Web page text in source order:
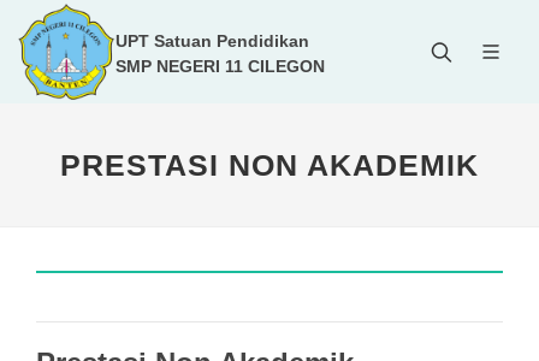
UPT Satuan Pendidikan
SMP NEGERI 11 CILEGON
PRESTASI NON AKADEMIK